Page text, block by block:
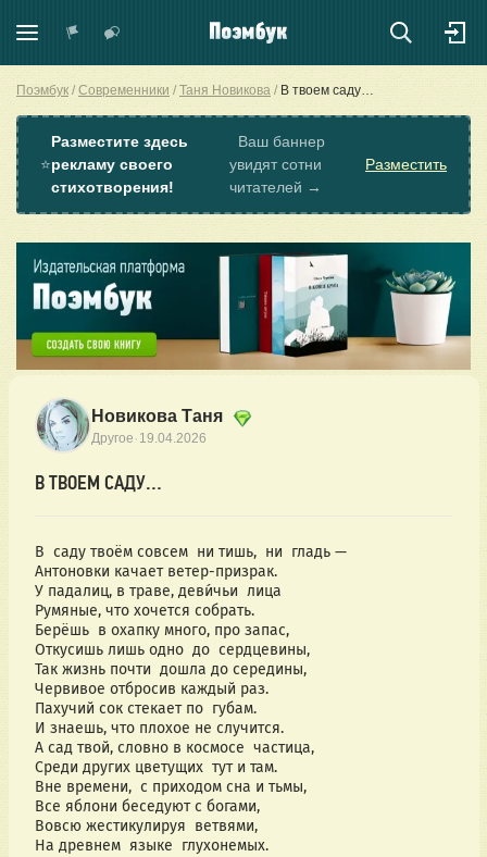
Поэмбук Современники Таня Новикова В твоем саду…
⭐
Разместите здесь
рекламу своего
стихотворения!
Ваш баннер
увидят сотни
читателей →
Разместить
Новикова Таня
Другое · 19.04.2026
В ТВОЕМ САДУ…
В  саду твоём совсем  ни тишь,  ни  гладь —
Антоновки качает ветер-призрак.
У падалиц, в траве, деви́чьи  лица
Румяные, что хочется собрать.
Берёшь  в охапку много, про запас,
Откусишь лишь одно  до  сердцевины,
Так жизнь почти  дошла до середины,
Червивое отбросив каждый раз.
Пахучий сок стекает по  губам.
И знаешь, что плохое не случится.
А сад твой, словно в космосе  частица,
Среди других цветущих  тут и там.
Вне времени,  с приходом сна и тьмы,
Все яблони беседуют с богами,
Вовсю жестикулируя  ветвями,
На древнем  языке  глухонемых.